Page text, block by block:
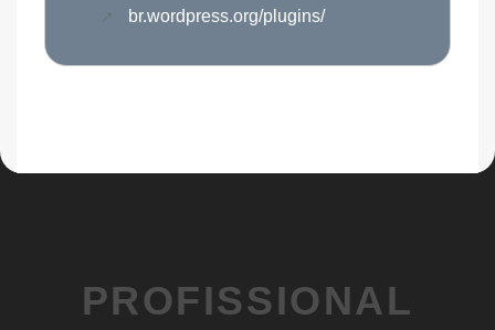
br.wordpress.org/plugins/
PROFISSIONAL